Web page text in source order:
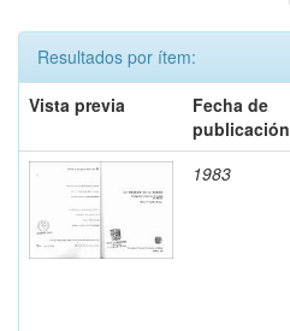
Resultados por ítem:
Vista previa
Fecha de
publicación
1983